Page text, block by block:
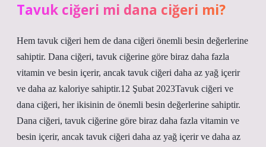
Tavuk ciğeri mi dana ciğeri mi?
Hem tavuk ciğeri hem de dana ciğeri önemli besin değerlerine
sahiptir. Dana ciğeri, tavuk ciğerine göre biraz daha fazla
vitamin ve besin içerir, ancak tavuk ciğeri daha az yağ içerir
ve daha az kaloriye sahiptir.12 Şubat 2023Tavuk ciğeri ve
dana ciğeri, her ikisinin de önemli besin değerlerine sahiptir.
Dana ciğeri, tavuk ciğerine göre biraz daha fazla vitamin ve
besin içerir, ancak tavuk ciğeri daha az yağ içerir ve daha az